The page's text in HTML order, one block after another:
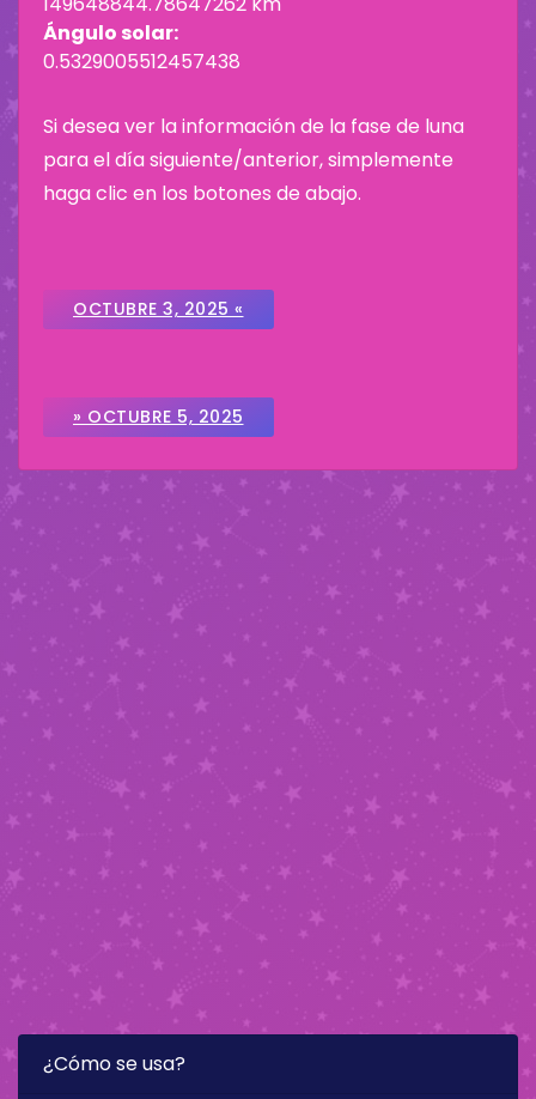
Ángulo solar:
0.5329005512457438
Si desea ver la información de la fase de luna
para el día siguiente/anterior, simplemente
haga clic en los botones de abajo.
OCTUBRE 3, 2025 «
» OCTUBRE 5, 2025
¿Cómo se usa?